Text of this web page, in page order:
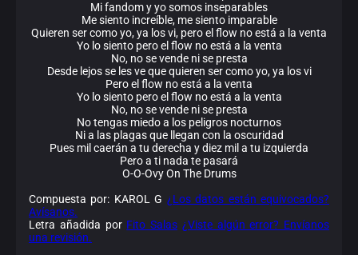
Mi fandom y yo somos inseparables
Me siento increíble, me siento imparable
Quieren ser como yo, ya los vi, pero el flow no está a la venta
Yo lo siento pero el flow no está a la venta
No, no se vende ni se presta
Desde lejos se les ve que quieren ser como yo, ya los vi
Pero el flow no está a la venta
Yo lo siento pero el flow no está a la venta
No, no se vende ni se presta
No tengas miedo a los peligros nocturnos
Ni a las plagas que llegan con la oscuridad
Pues mil caerán a tu derecha y diez mil a tu izquierda
Pero a ti nada te pasará
O-O-Ovy On The Drums
Compuesta por: KAROL G ¿Los datos están equivocados?
Avísanos.
Letra añadida por Fito Salas ¿Viste algún error? Envíanos
una revisión.